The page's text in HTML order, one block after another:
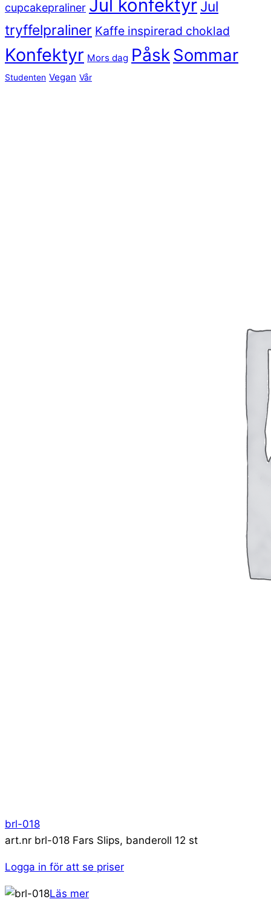
cupcakepraliner Jul konfektyr Jul
tryffelpraliner Kaffe inspirerad choklad
Konfektyr Mors dag PåskSommar
Studenten Vegan Vår
brl-018
art.nr brl-018 Fars Slips, banderoll 12 st
Logga in för att se priser
Läs mer